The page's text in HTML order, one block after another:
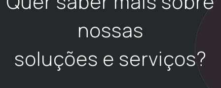
nossas
soluções e serviços?